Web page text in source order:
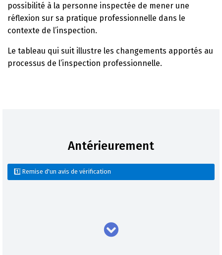
possibilité à la personne inspectée de mener une
réflexion sur sa pratique professionnelle dans le
contexte de l’inspection.
Le tableau qui suit illustre les changements apportés au
processus de l’inspection professionnelle.
Antérieurement
1️⃣ Remise d'un avis de vérification